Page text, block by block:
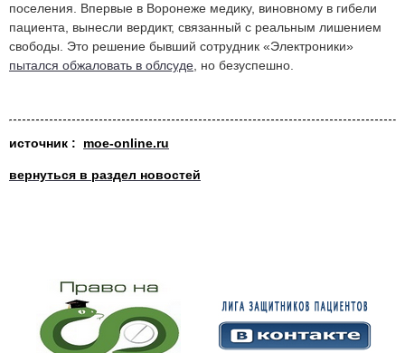
поселения. Впервые в Воронеже медику, виновному в гибели
пациента, вынесли вердикт, связанный с реальным лишением
свободы. Это решение бывший сотрудник «Электроники»
пытался обжаловать в облсуде , но безуспешно.
источник : moe-online.ru
вернуться в раздел новостей